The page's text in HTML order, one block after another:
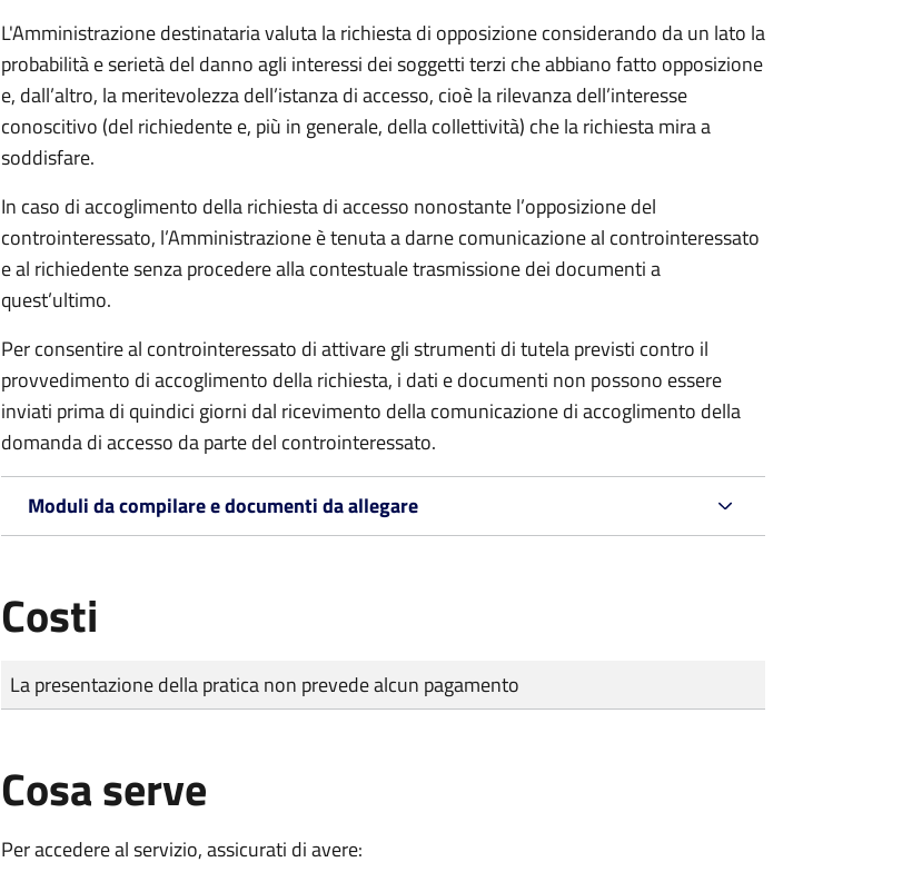
L'Amministrazione destinataria valuta la richiesta di opposizione considerando da un lato la
probabilità e serietà del danno agli interessi dei soggetti terzi che abbiano fatto opposizione
e, dall’altro, la meritevolezza dell’istanza di accesso, cioè la rilevanza dell’interesse
conoscitivo (del richiedente e, più in generale, della collettività) che la richiesta mira a
soddisfare.
In caso di accoglimento della richiesta di accesso nonostante l’opposizione del
controinteressato, l’Amministrazione è tenuta a darne comunicazione al controinteressato
e al richiedente senza procedere alla contestuale trasmissione dei documenti a
quest’ultimo.
Per consentire al controinteressato di attivare gli strumenti di tutela previsti contro il
provvedimento di accoglimento della richiesta, i dati e documenti non possono essere
inviati prima di quindici giorni dal ricevimento della comunicazione di accoglimento della
domanda di accesso da parte del controinteressato.
Moduli da compilare e documenti da allegare
Costi
Tipo di pagamento
Importo
La presentazione della pratica non prevede alcun pagamento
Cosa serve
Per accedere al servizio, assicurati di avere: